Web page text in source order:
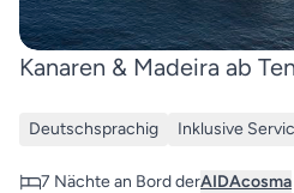
Kanaren & Madeira ab
Deutschsprachig Inklusive
7 Nächte an Bord derAIDAcosma